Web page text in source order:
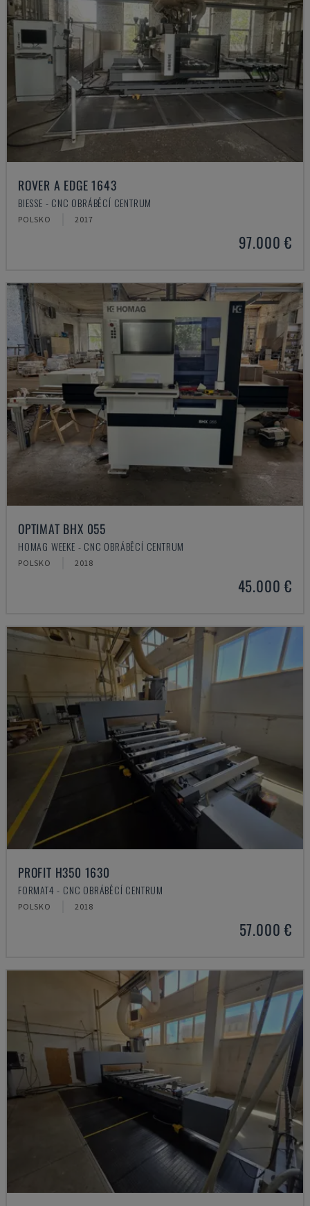
ROVER A EDGE 1643
BIESSE - CNC OBRÁBĚCÍ CENTRUM
POLSKO 2017
97.000 €
OPTIMAT BHX 055
HOMAG WEEKE - CNC OBRÁBĚCÍ CENTRUM
POLSKO 2018
45.000 €
PROFIT H350 1630
FORMAT4 - CNC OBRÁBĚCÍ CENTRUM
POLSKO 2018
57.000 €